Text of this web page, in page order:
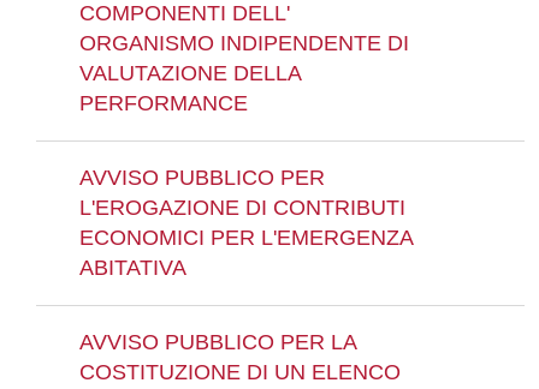
COMPONENTI DELL'
ORGANISMO INDIPENDENTE DI
VALUTAZIONE DELLA
PERFORMANCE
AVVISO PUBBLICO PER
L'EROGAZIONE DI CONTRIBUTI
ECONOMICI PER L'EMERGENZA
ABITATIVA
AVVISO PUBBLICO PER LA
COSTITUZIONE DI UN ELENCO